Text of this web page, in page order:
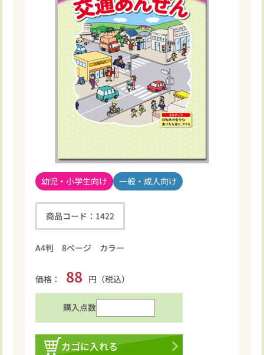
幼児・小学生向け 一般・成人向け
商品コード： 1422
A4判 8ページ カラー
価格： 88 円（税込）
購入点数
カゴに入れる